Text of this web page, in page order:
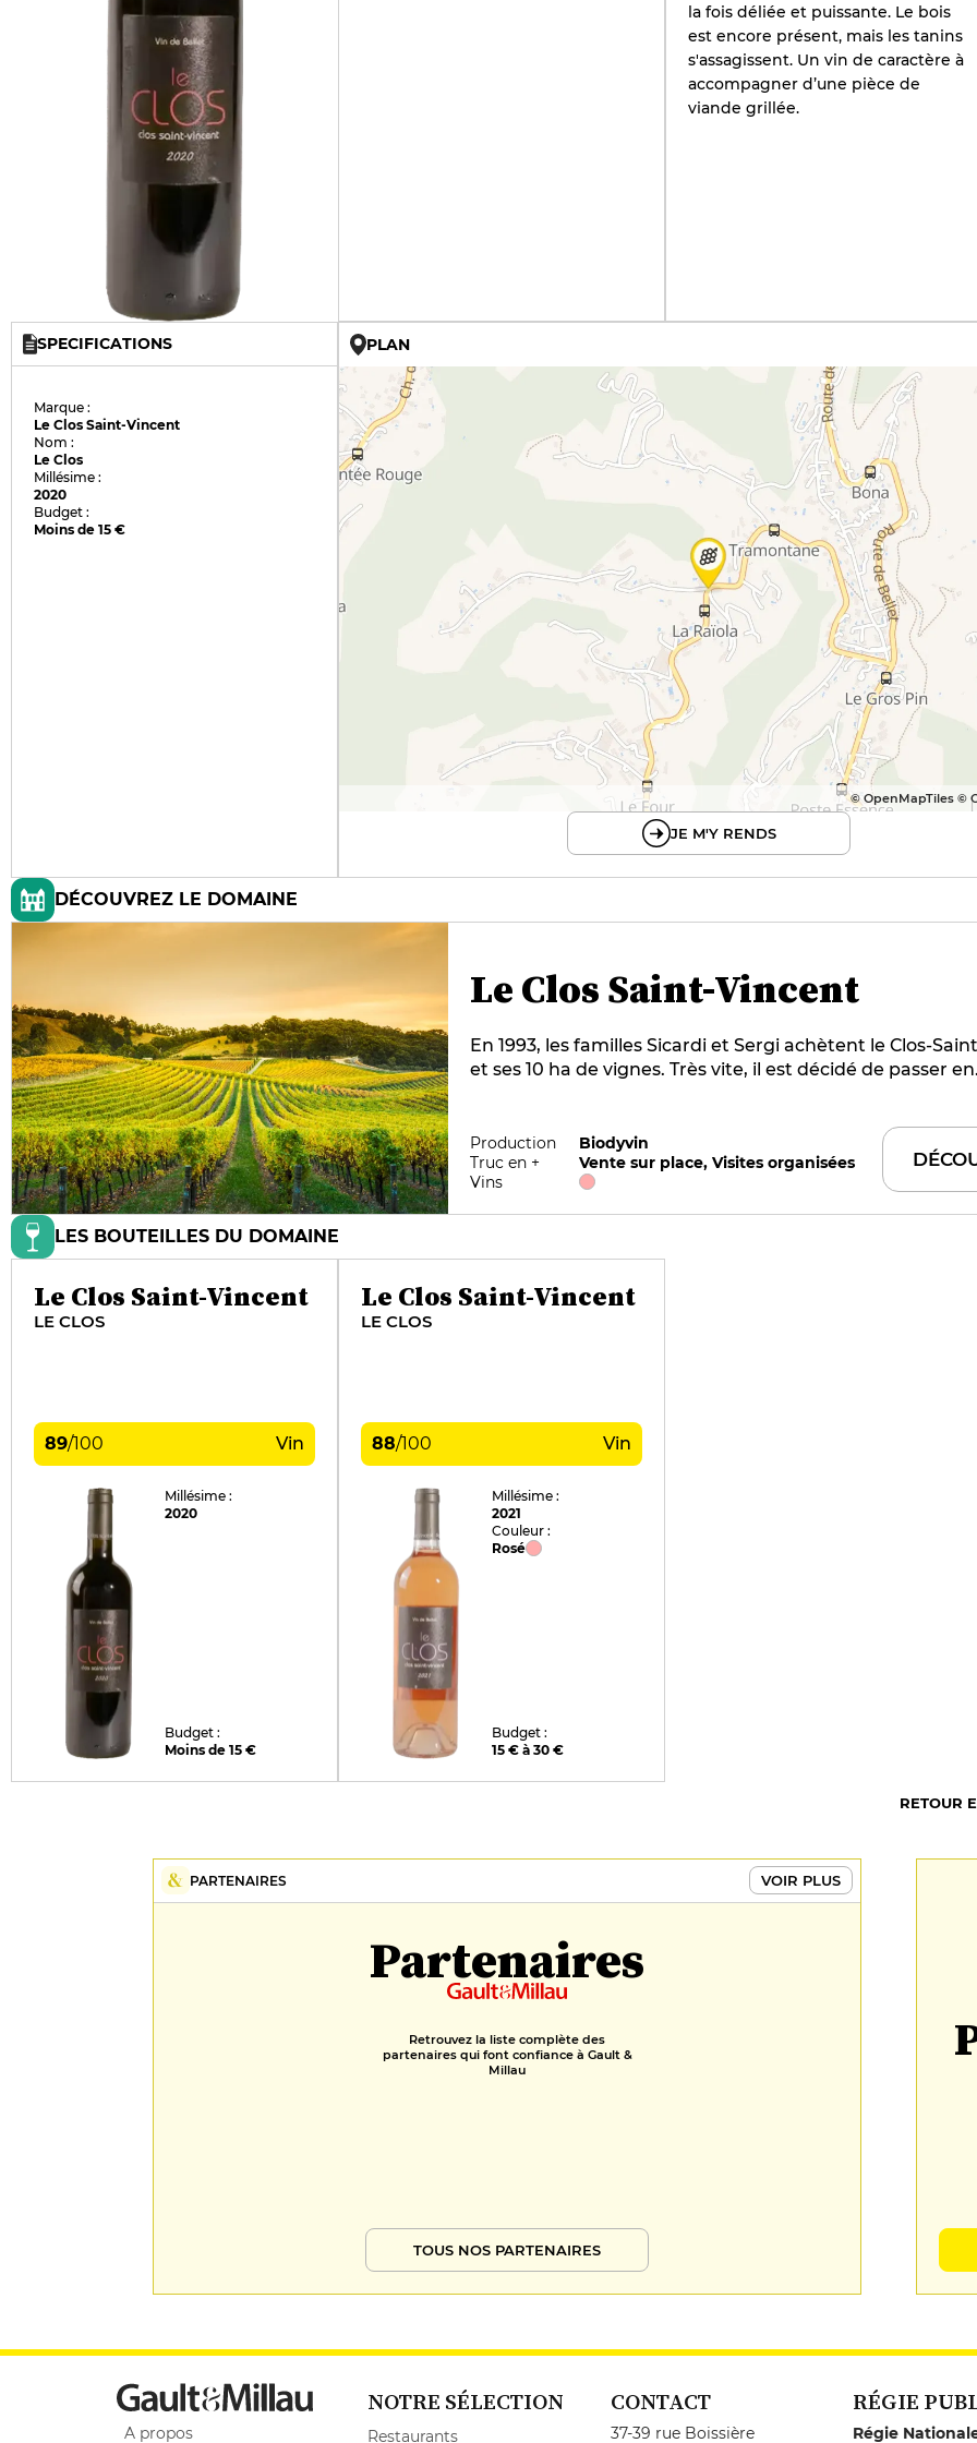
la fois déliée et puissante. Le bois
est encore présent, mais les tanins
s'assagissent. Un vin de caractère à
accompagner d’une pièce de
viande grillée.
SPECIFICATIONS
Marque :
Le Clos Saint-Vincent
Nom :
Le Clos
Millésime :
2020
Budget :
Moins de 15 €
PLAN
© OpenMapTiles ©
JE M'Y RENDS
DÉCOUVREZ LE DOMAINE
Le Clos Saint-Vincent
En 1993, les familles Sicardi et Sergi achètent le Clos-
et ses 10 ha de vignes. Très vite, il est décidé de passer en
cépages, dont le braquet et la folle noire, un libre champ
d'expression. Le Clos-Saint-Vincent est le seul domaine
être sur les trois collines de l'appellation : Crémat, Saint-
de-Bellet et Saquier.
Production
Biodyvin
Truc en +
Vente sur place, Visites organisées
Vins
LES BOUTEILLES DU DOMAINE
Le Clos Saint-Vincent
LE CLOS
89/100 Vin
Millésime :
2020
Budget :
Moins de 15 €
Le Clos Saint-Vincent
LE CLOS
88/100 Vin
Millésime :
2021
Couleur :
Rosé
Budget :
15 € à 30 €
RETOUR
PARTENAIRES VOIR PLUS
Partenaires
Retrouvez la liste complète des
partenaires qui font confiance à Gault &
Millau
TOUS NOS PARTENAIRES
A propos
NOTRE SÉLECTION
Restaurants
CONTACT
37-39 rue Boissière
RÉGIE
Régie